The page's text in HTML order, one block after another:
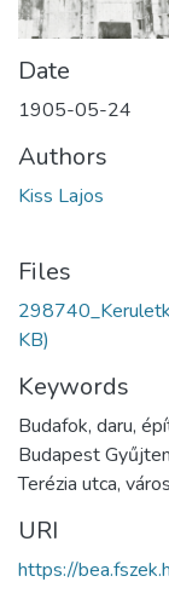
Date
1905-05-24
Authors
Kiss Lajos
Files
KB)
Keywords
Budafok, daru,
Budapest
Terézia utca,
URI
https://